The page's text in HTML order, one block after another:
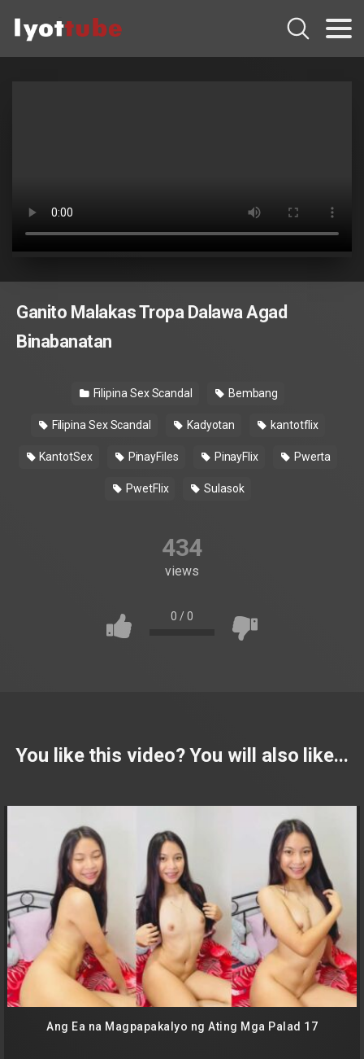
Ganito Malakas Tropa Dalawa Agad
Binabanatan
Filipina Sex Scandal Bembang
Filipina Sex Scandal Kadyotan kantotflix
KantotSex PinayFiles PinayFlix Pwerta
PwetFlix Sulasok
434
views
0 /0
You like this video? You will also like...
Ang Ea na Magpapakalyo ng Ating Mga Palad 17